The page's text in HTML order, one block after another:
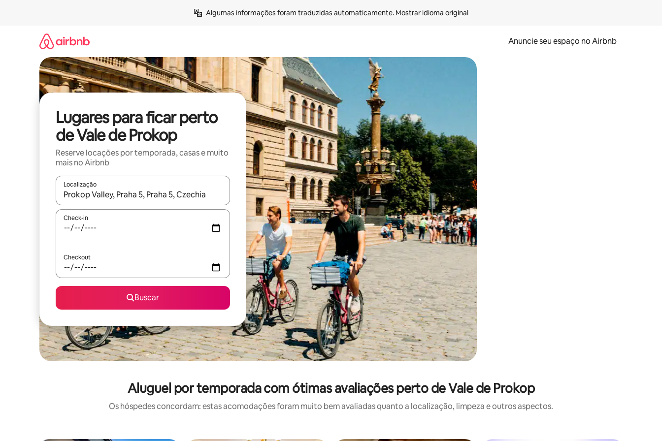
Algumas informações foram traduzidas automaticamente. Mostrar idioma original
Anuncie seu espaço no Airbnb
Lugares para ficar perto
de Vale de Prokop
Reserve locações por temporada, casas e muito
mais no Airbnb
Localização
Quando os resultados estiverem disponíveis, explore-os usando as seta para cima e para baixo do teclado ou tocando e deslizando o dedo na tela.
Check-in
Checkout
Buscar
Aluguel por temporada com ótimas avaliações perto de Vale de Prokop
Os hóspedes concordam: estas acomodações foram muito bem avaliadas quanto a localização, limpeza e outros aspectos.